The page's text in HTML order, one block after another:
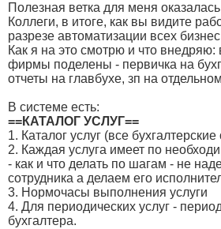
Полезная ветка для меня
Коллеги, в итоге, как вы видите
разрезе автоматизации всех
Как я на это смотрю и что внедряю:
фирмы поделены - первичка на
отчеты на главбухе, зп на
В системе есть:
==КАТАЛОГ УСЛУГ==
1. Каталог услуг (все
2. Каждая услуга имеет по
- как и что делать по шагам - не
сотрудника а делаем его
3. Нормочасы выполнения услуги
4. Для периодических услуг -
бухгалтера.